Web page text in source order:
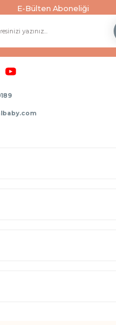
E-Bülten Aboneliği